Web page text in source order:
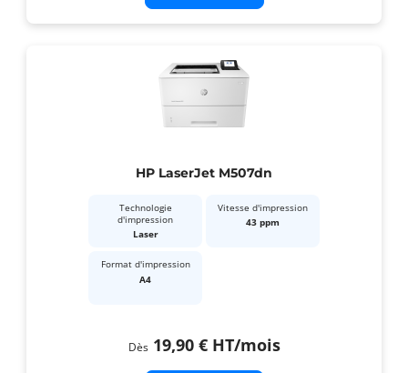
HP LaserJet M507dn
Technologie
d'impression
Laser
Vitesse d'impression
43 ppm
Format d'impression
A4
Dès 19,90 € HT/mois